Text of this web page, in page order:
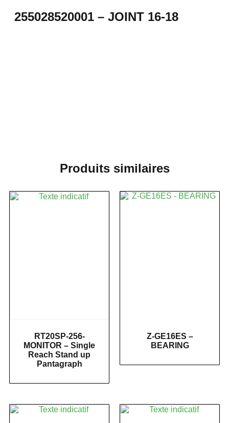
255028520001 – JOINT 16-18
Produits similaires
RT20SP-256-
MONITOR – Single
Reach Stand up
Pantagraph
Z-GE16ES –
BEARING